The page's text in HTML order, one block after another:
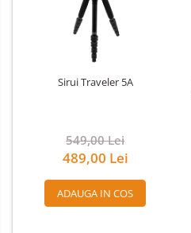
Sirui Traveler 5A
549,00 Lei
489,00 Lei
ADAUGA IN COS